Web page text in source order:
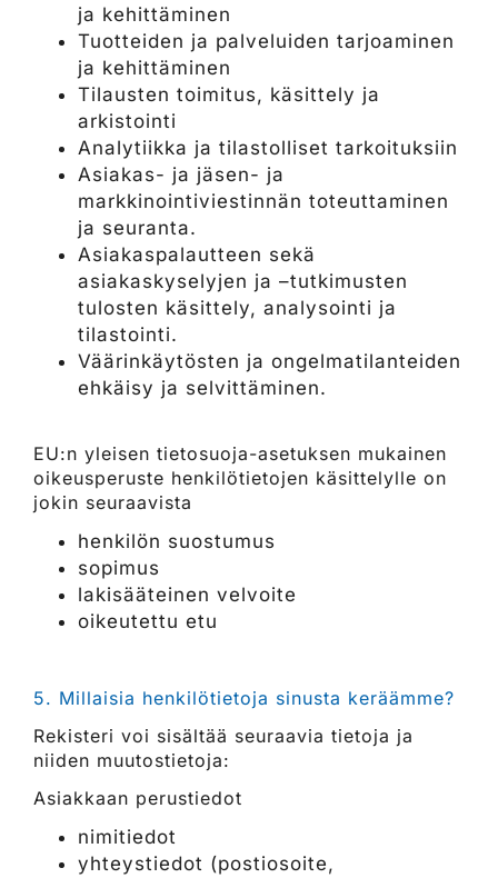
ja kehittäminen
Tuotteiden ja palveluiden tarjoaminen
ja kehittäminen
Tilausten toimitus, käsittely ja
arkistointi
Analytiikka ja tilastolliset tarkoituksiin
Asiakas- ja jäsen- ja
markkinointiviestinnän toteuttaminen
ja seuranta.
Asiakaspalautteen sekä
asiakaskyselyjen ja –tutkimusten
tulosten käsittely, analysointi ja
tilastointi.
Väärinkäytösten ja ongelmatilanteiden
ehkäisy ja selvittäminen.
EU:n yleisen tietosuoja-asetuksen mukainen
oikeusperuste henkilötietojen käsittelylle on
jokin seuraavista
henkilön suostumus
sopimus
lakisääteinen velvoite
oikeutettu etu
5. Millaisia henkilötietoja sinusta keräämme?
Rekisteri voi sisältää seuraavia tietoja ja
niiden muutostietoja:
Asiakkaan perustiedot
nimitiedot
yhteystiedot (postiosoite,